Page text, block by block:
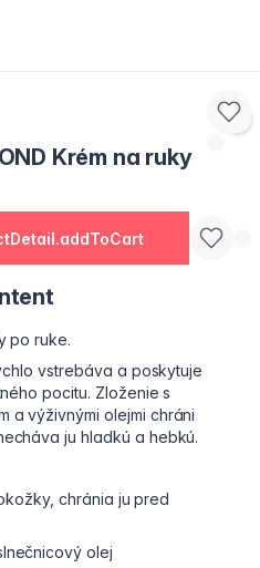
Krém na ruky
po ruke.
vstrebáva a poskytuje
pocitu. Zloženie s
a výživnými olejmi chráni
ju hladkú a hebkú.
chránia ju pred
olej